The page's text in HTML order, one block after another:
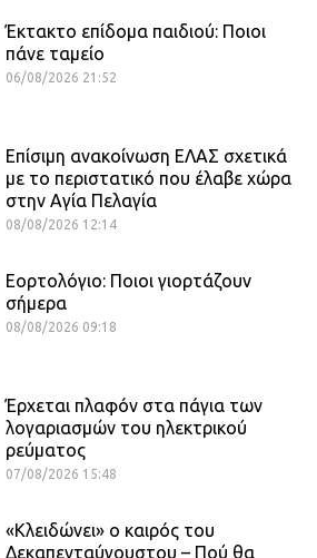
Έκτακτο επίδομα παιδιού: Ποιοι
πάνε ταμείο
06/08/2026 21:52
Επίσιμη ανακοίνωση ΕΛΑΣ σχετικά
με το περιστατικό που έλαβε χώρα
στην Αγία Πελαγία
08/08/2026 12:14
Εορτολόγιο: Ποιοι γιορτάζουν
σήμερα
08/08/2026 09:18
Έρχεται πλαφόν στα πάγια των
λογαριασμών του ηλεκτρικού
ρεύματος
07/08/2026 15:48
«Κλειδώνει» ο καιρός του
Δεκαπενταύγουστου – Πού θα